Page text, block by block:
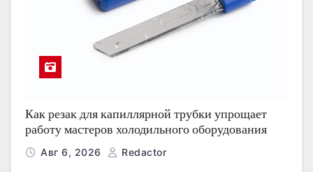
Как резак для капиллярной трубки упрощает
работу мастеров холодильного оборудования
Авг 6, 2026 Redactor